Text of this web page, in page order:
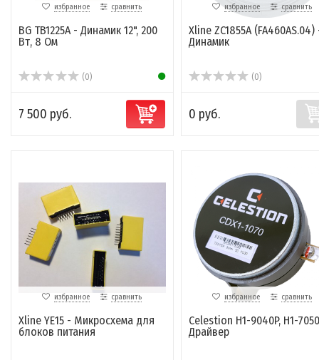
избранное сравнить
BG TB1225A - Динамик 12", 200
Вт, 8 Ом
(0)
7 500 руб.
избранное сравнить
Xline ZC1855A (FA460AS.04)
Динамик
(0)
0 руб.
избранное сравнить
Xline YE15 - Микросхема для
блоков питания
избранное сравнить
Celestion H1-9040P, H1-
Драйвер